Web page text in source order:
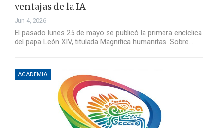
ventajas de la IA
Jun 4, 2026
El pasado lunes 25 de mayo se publicó la primera encíclica
del papa León XIV, titulada Magnifica humanitas. Sobre…
ACADEMIA